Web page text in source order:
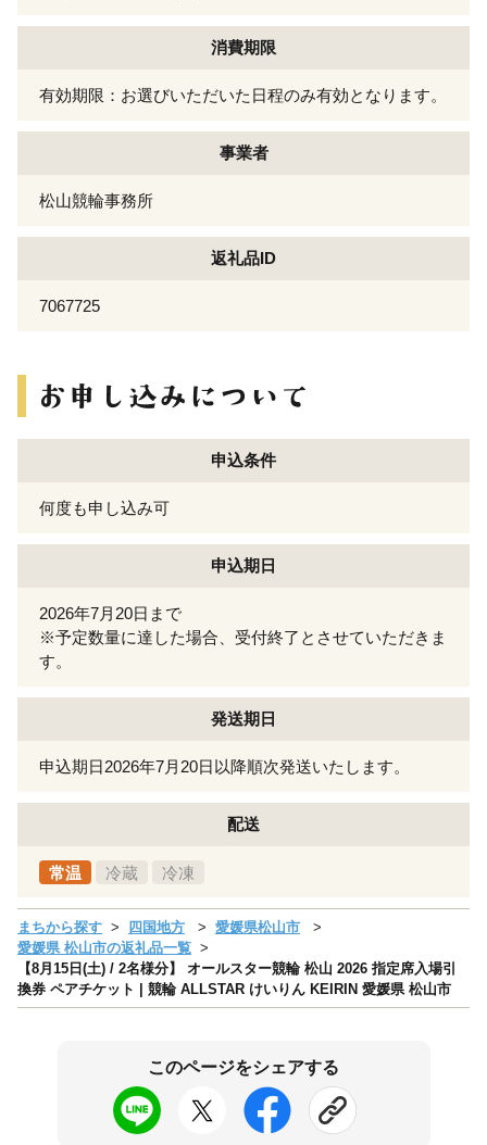
消費期限
有効期限：お選びいただいた日程のみ有効となります。
事業者
松山競輪事務所
返礼品ID
7067725
申込条件
何度も申し込み可
申込期日
2026年7月20日まで
※予定数量に達した場合、受付終了とさせていただきま
す。
発送期日
申込期日2026年7月20日以降順次発送いたします。
配送
常温 冷蔵 冷凍
まちから探す 四国地方
愛媛県松山市
愛媛県 松山市の返礼品一覧
【8月15日(土) / 2名様分】 オールスター競輪 松山 2026 指定席入場引
換券 ペアチケット | 競輪 ALLSTAR けいりん KEIRIN 愛媛県 松山市
このページをシェアする